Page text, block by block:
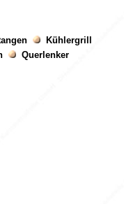
Kühlergrill
Querlenker